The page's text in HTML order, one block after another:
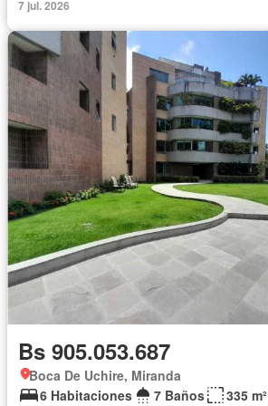
7 jul. 2026
Bs 905.053.687
Boca De Uchire, Miranda
6 Habitaciones
7 Baños
335 m²